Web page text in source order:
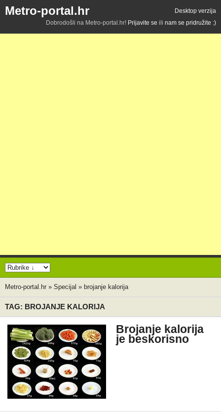
Metro-portal.hr
Desktop verzija
Dobrodošli na Metro-portal.hr! Prijavite se ili nam se pridružite :)
Metro-portal.hr » Specijal » brojanje kalorija
TAG: BROJANJE KALORIJA
Brojanje kalorija
je beskorisno